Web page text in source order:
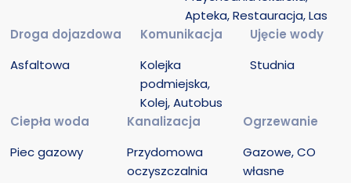
Apteka, Restauracja, Las
Droga dojazdowa
Asfaltowa
Komunikacja
Kolejka
podmiejska,
Kolej, Autobus
Ujęcie wody
Studnia
Ciepła woda
Piec gazowy
Kanalizacja
Przydomowa
oczyszczalnia
Ogrzewanie
Gazowe, CO
własne